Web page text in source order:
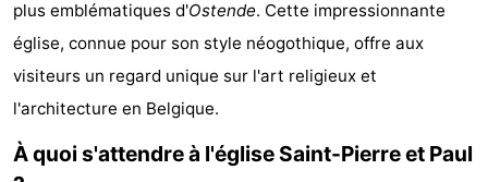
Westende
d'hôtes
Chaumières
-
Oostduinkerke
-
plus emblématiques d'Ostende. Cette impressionnante
église, connue pour son style néogothique, offre aux
visiteurs un regard unique sur l'art religieux et
l'architecture en Belgique.
À quoi s'attendre à l'église Saint-Pierre et Paul